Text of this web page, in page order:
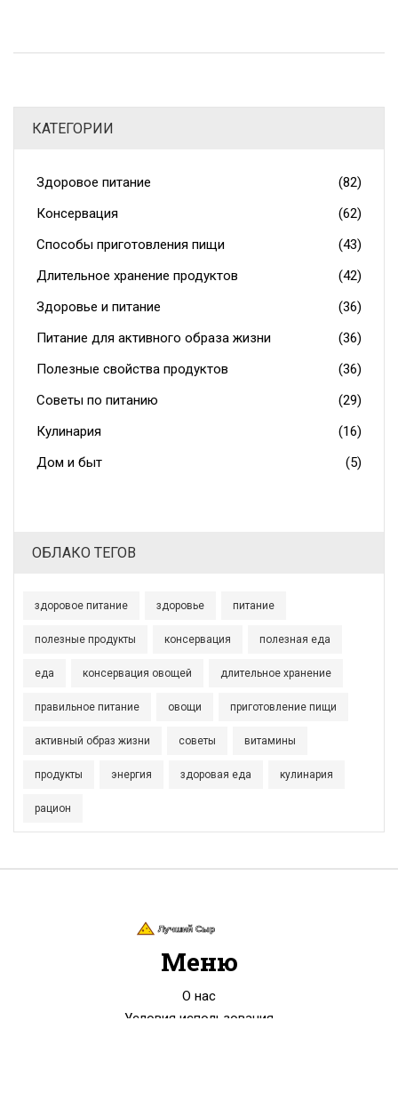
КАТЕГОРИИ
Здоровое питание
(82)
Консервация
(62)
Способы приготовления пищи
(43)
Длительное хранение продуктов
(42)
Здоровье и питание
(36)
Питание для активного образа жизни
(36)
Полезные свойства продуктов
(36)
Советы по питанию
(29)
Кулинария
(16)
Дом и быт
(5)
ОБЛАКО ТЕГОВ
здоровое питание здоровье питание
полезные продукты консервация полезная еда
еда консервация овощей длительное хранение
правильное питание овощи приготовление пищи
активный образ жизни советы витамины
продукты энергия здоровая еда кулинария
рацион
Меню
О нас
Условия использования